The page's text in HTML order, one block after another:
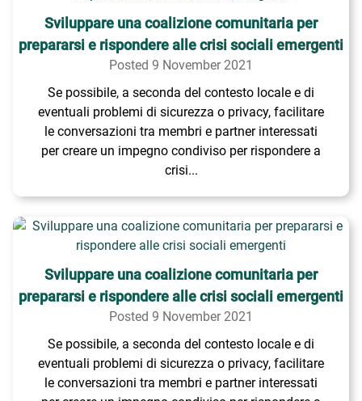
Sviluppare una coalizione comunitaria per
prepararsi e rispondere alle crisi sociali emergenti
Posted 9 November 2021
Se possibile, a seconda del contesto locale e di
eventuali problemi di sicurezza o privacy, facilitare
le conversazioni tra membri e partner interessati
per creare un impegno condiviso per rispondere a
crisi...
Sviluppare una coalizione comunitaria per
prepararsi e rispondere alle crisi sociali emergenti
Posted 9 November 2021
Se possibile, a seconda del contesto locale e di
eventuali problemi di sicurezza o privacy, facilitare
le conversazioni tra membri e partner interessati